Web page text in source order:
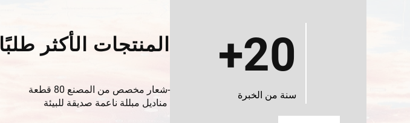
20+
سنة من الخبرة
المنتجات الأكثر طلبًا
شعار مخصص من المصنع 80 قطعة
مناديل مبللة ناعمة صديقة للبيئة